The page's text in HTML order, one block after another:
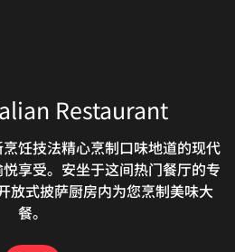
Restaurant
饪技法精心烹制口味地道的现代
享受。安坐于这间热门餐厅的专
放式披萨厨房内为您烹制美味大
餐。
Restaurant
糅合中式设计，欢迎莅临享用地
旅。品尝融合上海风味的精致粤
厅，内设优雅包厢，欢迎莅临用
餐。
Lounge
box keeping the surprise at
lounge such as the higher
intimate setting, and a cozy
versatile yet well
pastry and craft beverage